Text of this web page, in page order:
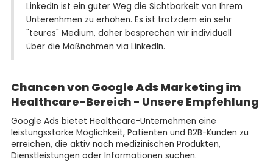
LinkedIn ist ein guter Weg die Sichtbarkeit von Ihrem
Unterenhmen zu erhöhen. Es ist trotzdem ein sehr
"teures" Medium, daher besprechen wir individuell
über die Maßnahmen via LinkedIn.
Chancen von Google Ads Marketing im
Healthcare-Bereich - Unsere Empfehlung
Google Ads bietet Healthcare-Unternehmen eine
leistungsstarke Möglichkeit, Patienten und B2B-Kunden zu
erreichen, die aktiv nach medizinischen Produkten,
Dienstleistungen oder Informationen suchen.